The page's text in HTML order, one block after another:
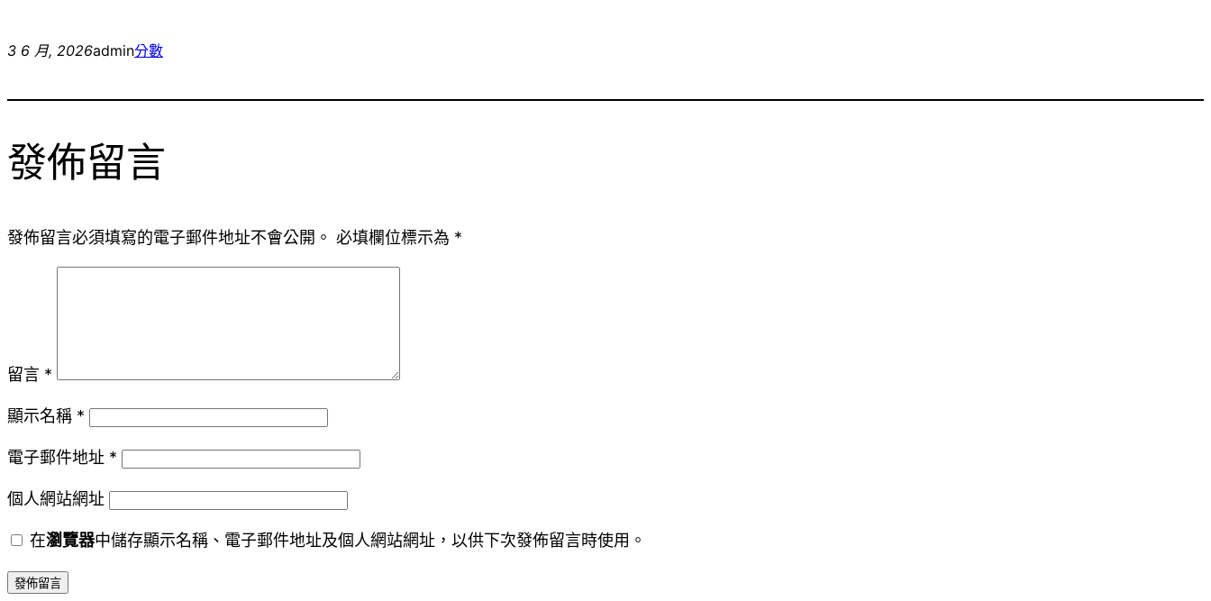
3 6 月, 2026admin分數
發佈留言
發佈留言必須填寫的電子郵件地址不會公開。 必填欄位標示為 *
留言 *
顯示名稱 *
電子郵件地址 *
個人網站網址
在瀏覽器中儲存顯示名稱、電子郵件地址及個人網站網址，以供下次發佈留言時使用。